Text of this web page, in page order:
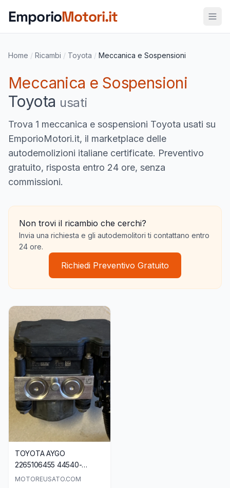
EmporioMotori.it
Home / Ricambi / Toyota / Meccanica e Sospensioni
Meccanica e Sospensioni
Toyota usati
Trova 1 meccanica e sospensioni Toyota usati su
EmporioMotori.it, il marketplace delle
autodemolizioni italiane certificate. Preventivo
gratuito, risposta entro 24 ore, senza
commissioni.
Non trovi il ricambio che cerchi?
Invia una richiesta e gli autodemolitori ti contattano entro
24 ore.
Richiedi Preventivo Gratuito
TOYOTA AYGO
2265106455 44540-
0H070 ABS 0265956731
MOTOREUSATO.COM